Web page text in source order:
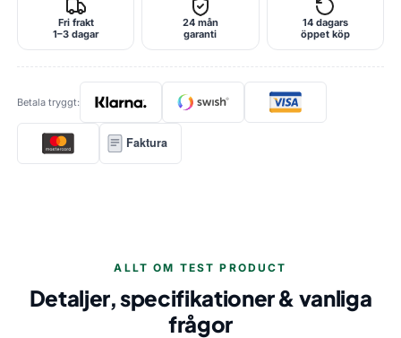
Fri frakt
1–3 dagar
24 mån
garanti
14 dagars
öppet köp
Betala tryggt:
Faktura
ALLT OM TEST PRODUCT
Detaljer, specifikationer & vanliga
frågor